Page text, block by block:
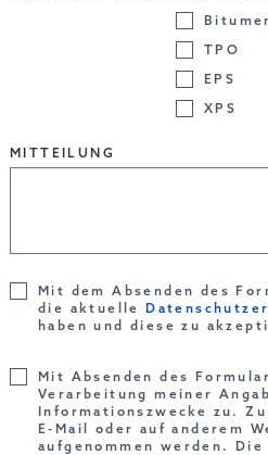
TPO
EPS
XPS
MITTEILUNG
Mit dem Absenden des
die aktuelle
haben und diese zu
Mit Absenden des
Verarbeitung meiner
Informationszwecke zu.
E-Mail oder auf anderem
aufgenommen werden.